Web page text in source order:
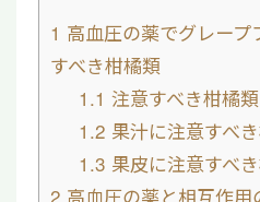
1 高血圧の薬でグレー
すべき柑橘類
1.1 注意すべき柑橘類
1.2 果汁に注意すべ
1.3 果皮に注意すべ
2 高血圧の薬と相互作